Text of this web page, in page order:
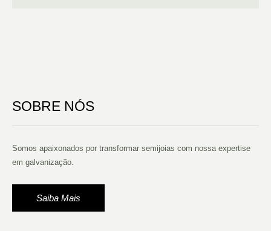
SOBRE NÓS
Somos apaixonados por transformar semijoias com nossa expertise
em galvanização.
Saiba Mais